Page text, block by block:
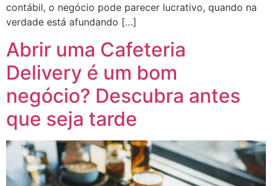
contábil, o negócio pode parecer lucrativo, quando na
verdade está afundando […]
Abrir uma Cafeteria
Delivery é um bom
negócio? Descubra antes
que seja tarde